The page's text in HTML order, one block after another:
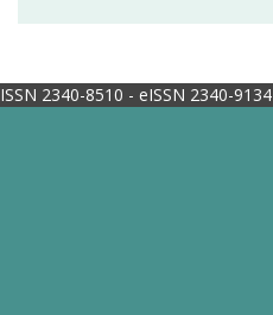
ISSN 2340-8510 - eISSN 2340-9134